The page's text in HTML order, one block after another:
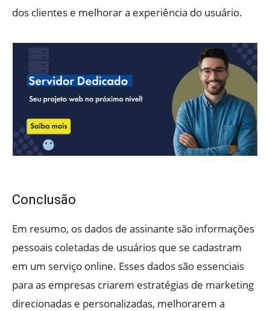
dos clientes e melhorar a experiência do usuário.
Conclusão
Em resumo, os dados de assinante são informações
pessoais coletadas de usuários que se cadastram
em um serviço online. Esses dados são essenciais
para as empresas criarem estratégias de marketing
direcionadas e personalizadas, melhorarem a